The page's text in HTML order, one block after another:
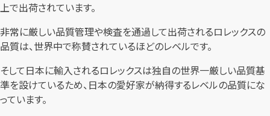
上で出荷されています。
非常に厳しい品質管理や検査を通過して出荷されるロレックスの
品質は、世界中で称賛されているほどのレベルです。
そして日本に輸入されるロレックスは独自の世界一厳しい品質基
準を設けているため、日本の愛好家が納得するレベルの品質にな
っています。